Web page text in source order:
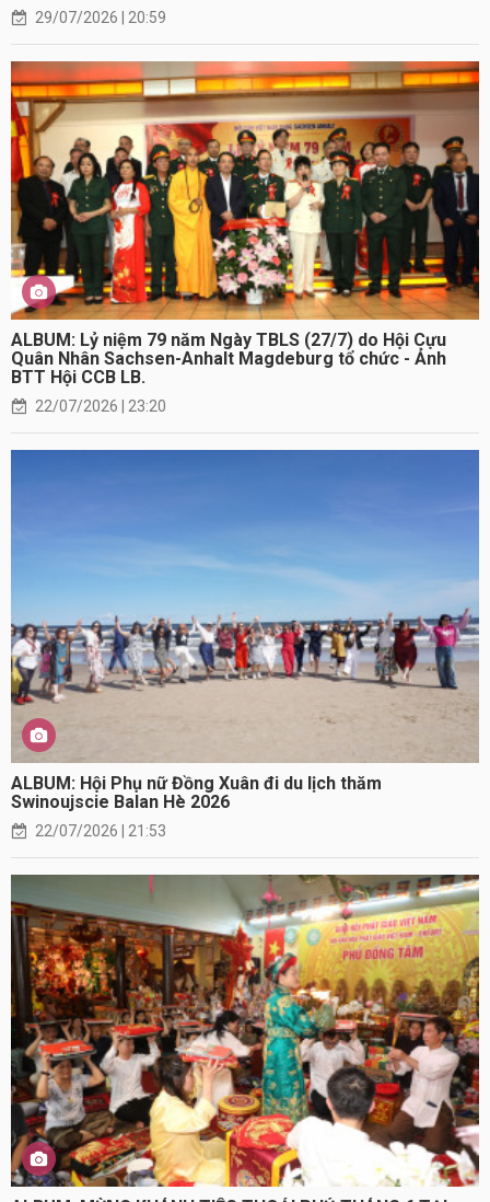
29/07/2026 | 20:59
ALBUM: Lỷ niệm 79 năm Ngày TBLS (27/7) do Hội Cựu
Quân Nhân Sachsen-Anhalt Magdeburg tổ chức - Ảnh
BTT Hội CCB LB.
22/07/2026 | 23:20
ALBUM: Hội Phụ nữ Đồng Xuân đi du lịch thăm
Swinoujscie Balan Hè 2026
22/07/2026 | 21:53